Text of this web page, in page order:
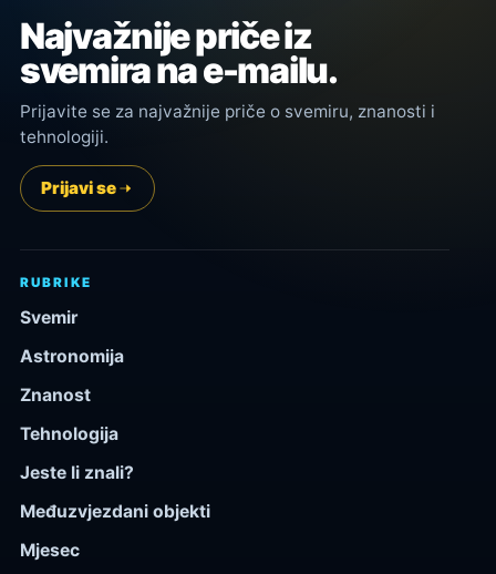
Najvažnije priče iz
svemira na e-mailu.
Prijavite se za najvažnije priče o svemiru, znanosti i
tehnologiji.
Prijavi se
RUBRIKE
Svemir
Astronomija
Znanost
Tehnologija
Jeste li znali?
Međuzvjezdani objekti
Mjesec